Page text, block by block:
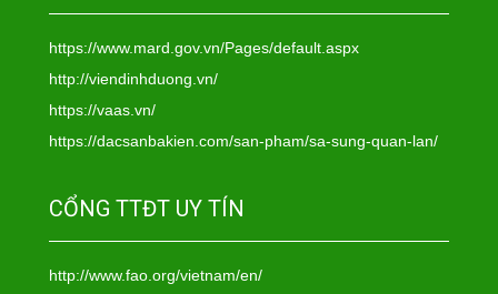
https://www.mard.gov.vn/Pages/default.aspx
http://viendinhduong.vn/
https://vaas.vn/
https://dacsanbakien.com/san-pham/sa-sung-quan-lan/
CỔNG TTĐT UY TÍN
http://www.fao.org/vietnam/en/